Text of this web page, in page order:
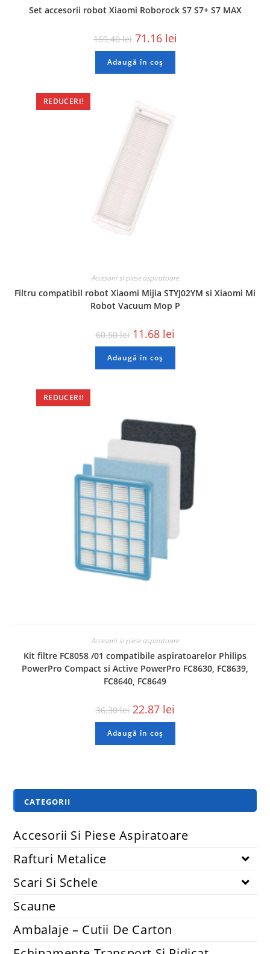
Set accesorii robot Xiaomi Roborock S7 S7+ S7 MAX
169.40lei 71.16 lei
Adaugă în coș
REDUCERI!
Accesorii si piese aspiratoare
Filtru compatibil robot Xiaomi Mijia STYJ02YM si Xiaomi Mi
Robot Vacuum Mop P
60.50lei 11.68 lei
Adaugă în coș
REDUCERI!
Accesorii si piese aspiratoare
Kit filtre FC8058 /01 compatibile aspiratoarelor Philips
PowerPro Compact si Active PowerPro FC8630, FC8639,
FC8640, FC8649
36.30lei 22.87 lei
Adaugă în coș
CATEGORII
Accesorii Si Piese Aspiratoare
Rafturi Metalice
Scari Si Schele
Scaune
Ambalaje – Cutii De Carton